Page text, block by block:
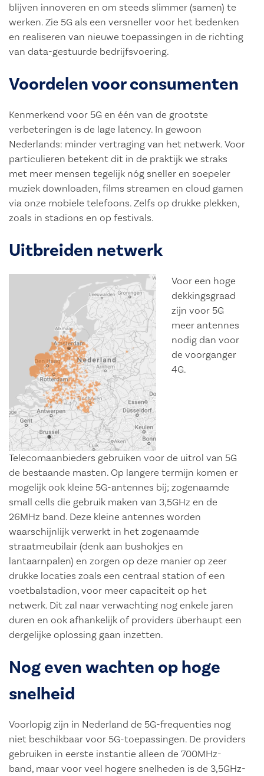
blijven innoveren en om steeds slimmer (samen) te
werken. Zie 5G als een versneller voor het bedenken
en realiseren van nieuwe toepassingen in de richting
van data-gestuurde bedrijfsvoering.
Voordelen voor consumenten
Kenmerkend voor 5G en één van de grootste
verbeteringen is de lage latency. In gewoon
Nederlands: minder vertraging van het netwerk. Voor
particulieren betekent dit in de praktijk we straks
met meer mensen tegelijk nóg sneller en soepeler
muziek downloaden, films streamen en cloud gamen
via onze mobiele telefoons. Zelfs op drukke plekken,
zoals in stadions en op festivals.
Uitbreiden netwerk
Voor een hoge
dekkingsgraad
zijn voor 5G
meer antennes
nodig dan voor
de voorganger
4G.
Telecomaanbieders gebruiken voor de uitrol van 5G
de bestaande masten. Op langere termijn komen er
mogelijk ook kleine 5G-antennes bij; zogenaamde
small cells die gebruik maken van 3,5GHz en de
26MHz band. Deze kleine antennes worden
waarschijnlijk verwerkt in het zogenaamde
straatmeubilair (denk aan bushokjes en
lantaarnpalen) en zorgen op deze manier op zeer
drukke locaties zoals een centraal station of een
voetbalstadion, voor meer capaciteit op het
netwerk. Dit zal naar verwachting nog enkele jaren
duren en ook afhankelijk of providers überhaupt een
dergelijke oplossing gaan inzetten.
Nog even wachten op hoge
snelheid
Voorlopig zijn in Nederland de 5G-frequenties nog
niet beschikbaar voor 5G-toepassingen. De providers
gebruiken in eerste instantie alleen de 700MHz-
band, maar voor veel hogere snelheden is de 3,5GHz-